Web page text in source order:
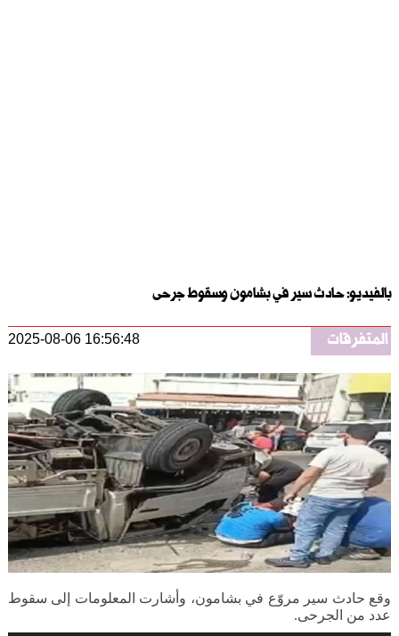
بالفيديو: حادث سير في بشامون وسقوط جرحى
المتفرقات 2025-08-06 16:56:48
وقع حادث سير مروّع في بشامون، وأشارت المعلومات إلى سقوط
عدد من الجرحى.